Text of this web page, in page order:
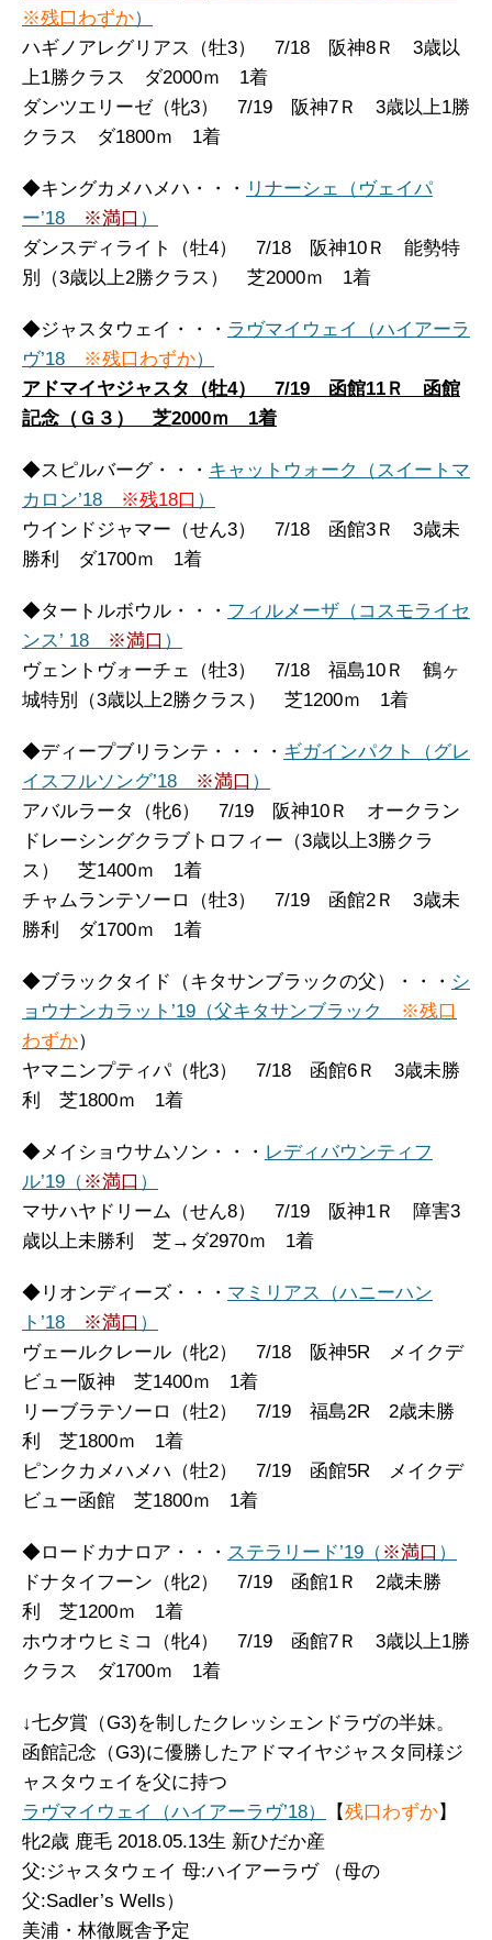
※残口わずか）
ハギノアレグリアス（牡3） 7/18 阪神8Ｒ 3歳以
上1勝クラス ダ2000ｍ 1着
ダンツエリーゼ（牝3） 7/19 阪神7Ｒ 3歳以上1勝
クラス ダ1800ｍ 1着
◆キングカメハメハ・・・ リナーシェ（ヴェイパ
ー’18
※満口 ）
ダンスディライト（牡4） 7/18 阪神10Ｒ 能勢特
別（3歳以上2勝クラス） 芝2000ｍ 1着
◆ジャスタウェイ・・・ ラヴマイウェイ（ハイアーラ
ヴ’18
※残口わずか）
アドマイヤジャスタ（牡4） 7/19 函館11Ｒ 函館
記念（Ｇ３） 芝2000ｍ
1着
◆スピルバーグ・・・ キャットウォーク（スイートマ
カロン’18
※残18口 ）
ウインドジャマー（せん3） 7/18 函館3Ｒ 3歳未
勝利 ダ1700ｍ 1着
◆タートルボウル・・・ フィルメーザ（コスモライセ
ンス’ 18
※満口 ）
ヴェントヴォーチェ（牡3） 7/18 福島10Ｒ 鶴ヶ
城特別（3歳以上2勝クラス） 芝1200ｍ 1着
◆ディープブリランテ・・・・ ギガインパクト（グレ
イスフルソング’18
※満口 ）
アバルラータ（牝6） 7/19 阪神10Ｒ オークラン
ドレーシングクラブトロフィー（3歳以上3勝クラ
ス） 芝1400ｍ 1着
チャムランテソーロ（牡3） 7/19 函館2Ｒ 3歳未
勝利 ダ1700ｍ 1着
◆ブラックタイド（キタサンブラックの父）・・・ シ
ョウナンカラット’19（父キタサンブラック
※残口
わずか）
ヤマニンプティパ（牝3） 7/18 函館6Ｒ 3歳未勝
利 芝1800ｍ 1着
◆メイショウサムソン・・・ レディバウンティフ
ル’19（ ※満口 ）
マサハヤドリーム（せん8） 7/19 阪神1Ｒ 障害3
歳以上未勝利 芝→ダ2970ｍ 1着
◆リオンディーズ・・・ マミリアス（ハニーハン
ト’18
※満口 ）
ヴェールクレール（牝2） 7/18 阪神5R メイクデ
ビュー阪神 芝1400ｍ 1着
リーブラテソーロ（牡2） 7/19 福島2R 2歳未勝
利 芝1800ｍ 1着
ピンクカメハメハ（牡2） 7/19 函館5R メイクデ
ビュー函館 芝1800ｍ 1着
◆ロードカナロア・・・ ステラリード’19（ ※満口 ）
ドナタイフーン（牝2） 7/19 函館1Ｒ 2歳未勝
利 芝1200ｍ 1着
ホウオウヒミコ（牝4） 7/19 函館7Ｒ 3歳以上1勝
クラス ダ1700ｍ 1着
↓七夕賞（G3)を制したクレッシェンドラヴの半妹。
函館記念（G3)に優勝したアドマイヤジャスタ同様ジ
ャスタウェイを父に持つ
ラヴマイウェイ（ハイアーラヴ’18）
【残口わずか】
牝2歳 鹿毛 2018.05.13生 新ひだか産
父:ジャスタウェイ 母:ハイアーラヴ （母の
父:Sadler’s Wells）
美浦・林徹厩舎予定